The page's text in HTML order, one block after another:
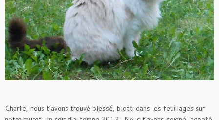
Charlie, nous t’avons trouvé blessé, blotti dans les feuillages sur